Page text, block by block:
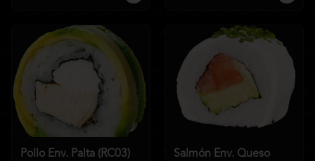
Pollo Env. Palta (RC03)
Salmón Env. Queso